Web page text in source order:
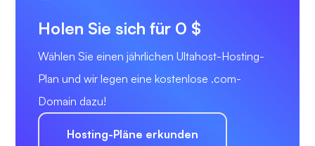
Holen Sie sich für 0 $
Wählen Sie einen jährlichen Ultahost-Hosting-
Plan und wir legen eine kostenlose .com-
Domain dazu!
Hosting-Pläne erkunden